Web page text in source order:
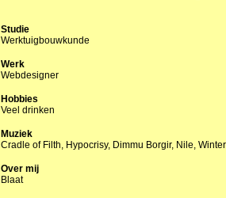
Studie
Werktuigbouwkunde
Werk
Webdesigner
Hobbies
Veel drinken
Muziek
Cradle of Filth, Hypocrisy, Dimmu Borgir, Nile,
Over mij
Blaat